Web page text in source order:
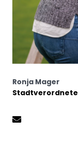
Ronja Mager
Stadtverordnete